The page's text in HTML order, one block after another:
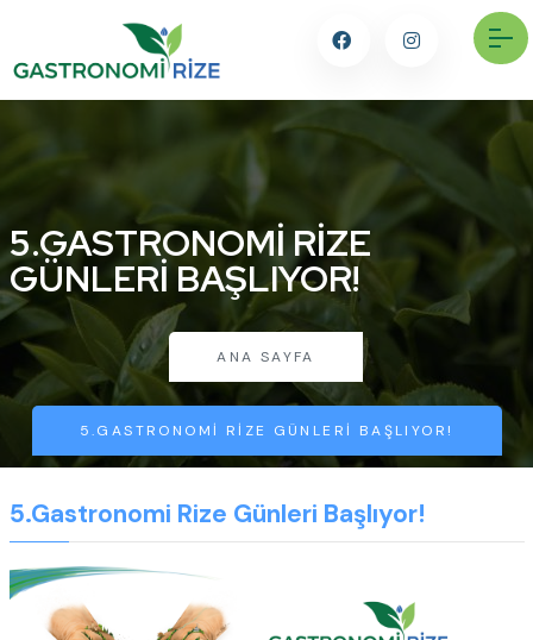
5.GASTRONOMI RIZE
GÜNLERI BAŞLIYOR!
ANA SAYFA
5.GASTRONOMI RIZE GÜNLERI BAŞLIYOR!
5.Gastronomi Rize Günleri Başlıyor!